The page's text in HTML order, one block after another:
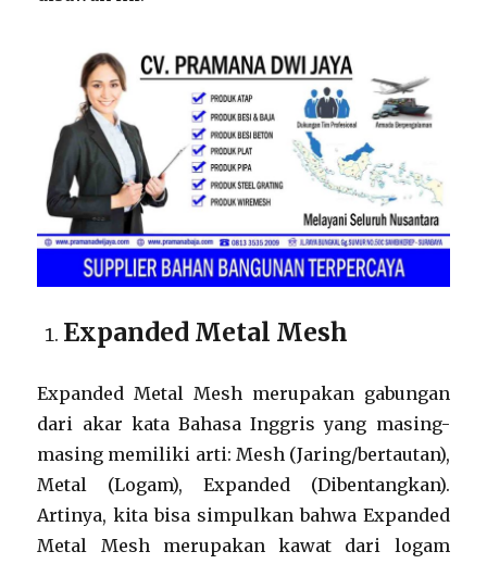
Expanded Metal Mesh
Expanded Metal Mesh merupakan gabungan
dari akar kata Bahasa Inggris yang masing-
masing memiliki arti: Mesh (Jaring/bertautan),
Metal (Logam), Expanded (Dibentangkan).
Artinya, kita bisa simpulkan bahwa Expanded
Metal Mesh merupakan kawat dari logam